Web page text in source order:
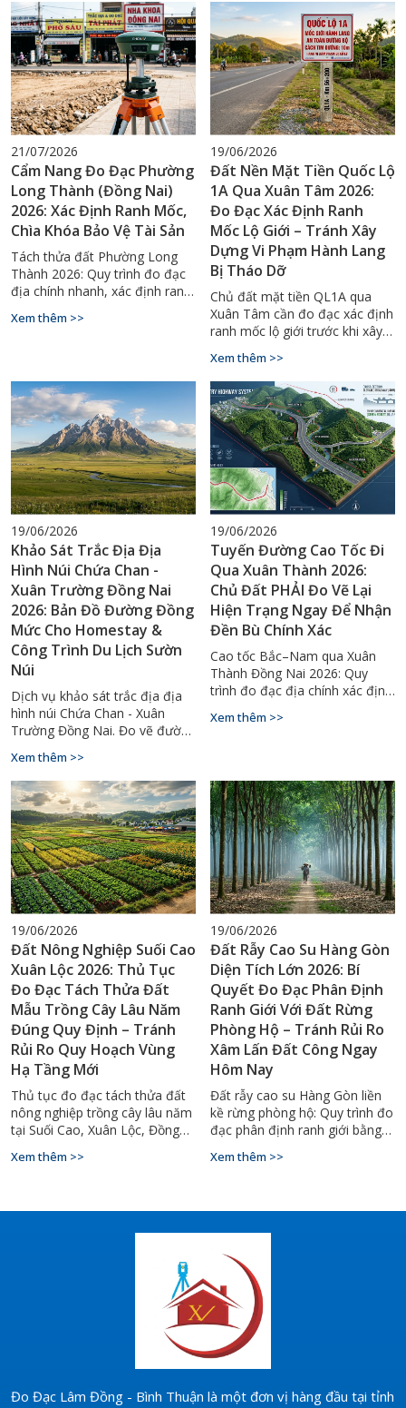
21/07/2026
Cẩm Nang Đo Đạc Phường
Long Thành (Đồng Nai)
2026: Xác Định Ranh Mốc,
Chìa Khóa Bảo Vệ Tài Sản
Tách thửa đất Phường Long
Thành 2026: Quy trình đo đạc
địa chính nhanh, xác định ranh
vấn 0929.88.66.99.
Xem thêm >>
19/06/2026
Đất Nền Mặt Tiền Quốc Lộ
1A Qua Xuân Tâm 2026:
Đo Đạc Xác Định Ranh
Mốc Lộ Giới – Tránh Xây
Dựng Vi Phạm Hành Lang
Bị Tháo Dỡ
Chủ đất mặt tiền QL1A qua
Xuân Tâm cần đo đạc xác định
ranh mốc lộ giới trước khi xây
Nai: 0927.900.068.
Xem thêm >>
19/06/2026
Khảo Sát Trắc Địa Địa
Hình Núi Chứa Chan -
Xuân Trường Đồng Nai
2026: Bản Đồ Đường Đồng
Mức Cho Homestay &
Công Trình Du Lịch Sườn
Núi
Dịch vụ khảo sát trắc địa địa
hình núi Chứa Chan - Xuân
Trường Đồng Nai. Đo vẽ đường
phục vụ thiết kế homestay,
công trình du lịch sườn núi. Gọi
0927.900.068.
Xem thêm >>
19/06/2026
Tuyến Đường Cao Tốc Đi
Qua Xuân Thành 2026:
Chủ Đất PHẢI Đo Vẽ Lại
Hiện Trạng Ngay Để Nhận
Đền Bù Chính Xác
Cao tốc Bắc–Nam qua Xuân
Thành Đồng Nai 2026: Quy
trình đo đạc địa chính xác định
quyền lợi đền bù. Gọi
Xem thêm >>
19/06/2026
Đất Nông Nghiệp Suối Cao
Xuân Lộc 2026: Thủ Tục
Đo Đạc Tách Thửa Đất
Mẫu Trồng Cây Lâu Năm
Đúng Quy Định – Tránh
Rủi Ro Quy Hoạch Vùng
Hạ Tầng Mới
Thủ tục đo đạc tách thửa đất
nông nghiệp trồng cây lâu năm
tại Suối Cao, Xuân Lộc, Đồng
pháp lý, hồ sơ kỹ thuật chuẩn
Xem thêm >>
19/06/2026
Đất Rẫy Cao Su Hàng Gòn
Diện Tích Lớn 2026: Bí
Quyết Đo Đạc Phân Định
Ranh Giới Với Đất Rừng
Phòng Hộ – Tránh Rủi Ro
Xâm Lấn Đất Công Ngay
Hôm Nay
Đất rẫy cao su Hàng Gòn liền
kề rừng phòng hộ: Quy trình đo
đạc phân định ranh giới bằng
0927.900.068 – Đo Đạc Đồng
Xem thêm >>
Đo Đạc Lâm Đồng - Bình Thuận là một đơn vị hàng đầu tại tỉnh